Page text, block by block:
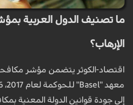
ما تصنيف الدول العربية
الإرهاب؟
اقتصاد-الكوثر يتضمن مؤشر
إلى جودة قوانين الدولة المعنية